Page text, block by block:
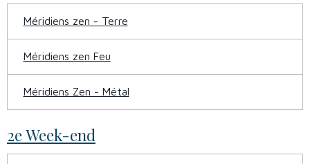
Méridiens zen - Terre
Méridiens zen Feu
Méridiens Zen - Métal
2e Week-end